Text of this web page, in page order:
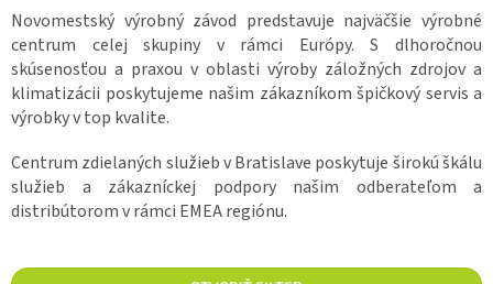
Novomestský výrobný závod predstavuje najväčšie výrobné
centrum celej skupiny v rámci Európy. S dlhoročnou
skúsenosťou a praxou v oblasti výroby záložných zdrojov a
klimatizácii poskytujeme našim zákazníkom špičkový servis a
výrobky v top kvalite.
Centrum zdielaných služieb v Bratislave poskytuje širokú škálu
služieb a zákazníckej podpory našim odberateľom a
distribútorom v rámci EMEA regiónu.